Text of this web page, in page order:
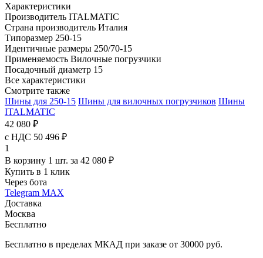
Характеристики
Производитель ITALMATIC
Страна производитель Италия
Типоразмер 250-15
Идентичные размеры 250/70-15
Применяемость Вилочные погрузчики
Посадочный диаметр 15
Все характеристики
Смотрите также
Шины для 250-15 Шины для вилочных погрузчиков Шины
ITALMATIC
42 080 ₽
с НДС 50 496 ₽
1
В корзину 1 шт. за 42 080 ₽
Купить в 1 клик
Через бота
Telegram MAX
Доставка
Москва
Бесплатно
Бесплатно в пределах МКАД при заказе от 30000 руб.